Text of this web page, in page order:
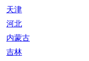
天津
河北
内蒙古
吉林